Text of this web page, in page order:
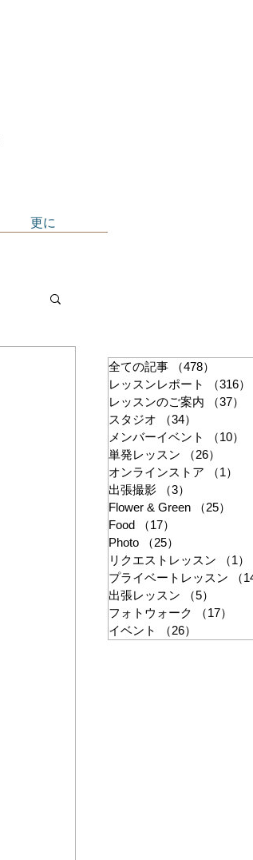
更に
全ての記事 （478）
レッスンレポート
（316）
レッスンのご案内
（37）
スタジオ
（34）
メンバーイベント
（10）
単発レッスン
（26）
オンラインストア
（1）
出張撮影
（3）
Flower & Green
（25）
Food
（17）
Photo
（25）
リクエストレッスン
（1）
プライベートレッスン
（
出張レッスン
（5）
フォトウォーク
（17）
イベント
（26）